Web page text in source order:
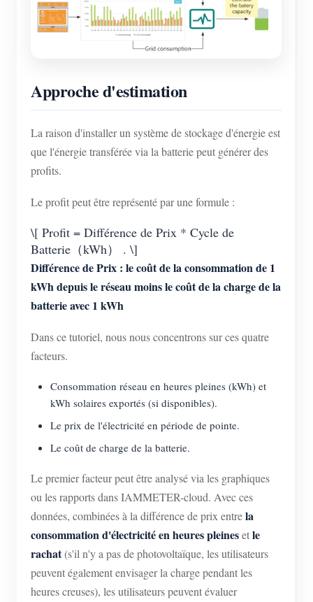
Approche d'estimation
La raison d'installer un système de stockage d'énergie est
que l'énergie transférée via la batterie peut générer des
profits.
Le profit peut être représenté par une formule :
\[ Profit = Différence de Prix * Cycle de
Batterie（kWh） . \]
Différence de Prix : le coût de la consommation de 1
kWh depuis le réseau moins le coût de la charge de la
batterie avec 1 kWh
Dans ce tutoriel, nous nous concentrons sur ces quatre
facteurs.
Consommation réseau en heures pleines (kWh) et
kWh solaires exportés (si disponibles).
Le prix de l'électricité en période de pointe.
Le coût de charge de la batterie.
Le premier facteur peut être analysé via les graphiques
ou les rapports dans IAMMETER-cloud. Avec ces
données, combinées à la différence de prix entrela
consommation d'électricité en heures pleinesetle
rachat(s'il n'y a pas de photovoltaïque, les utilisateurs
peuvent également envisager la charge pendant les
heures creuses), les utilisateurs peuvent évaluer